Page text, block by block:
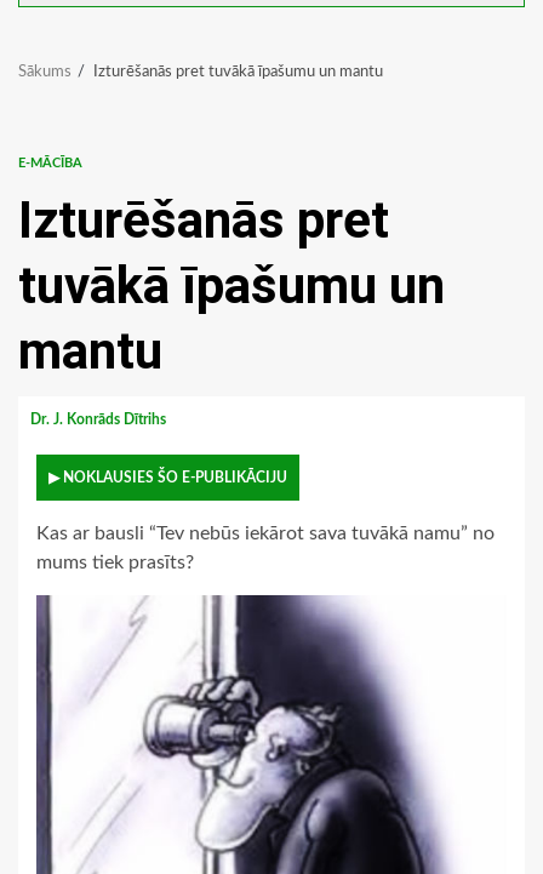
Sākums Izturēšanās pret tuvākā īpašumu un mantu
E-MĀCĪBA
Izturēšanās pret
tuvākā īpašumu un
mantu
Dr. J. Konrāds Dītrihs
▶ NOKLAUSIES ŠO E-PUBLIKĀCIJU
Kas ar bausli “Tev nebūs iekārot sava tuvākā namu” no
mums tiek prasīts?